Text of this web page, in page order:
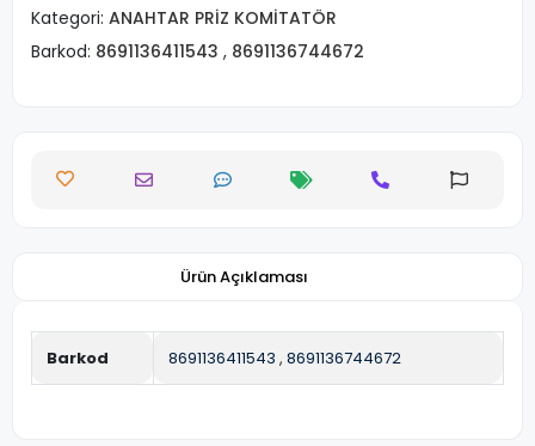
Kategori: ANAHTAR PRİZ KOMİTATÖR
Barkod: 8691136411543 , 8691136744672
Ürün Açıklaması
Barkod 8691136411543 , 8691136744672